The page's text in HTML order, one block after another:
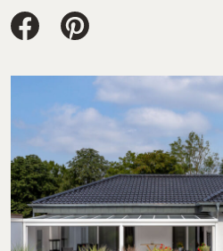
Jacobi Dachziegel auf
Jacobi Dachziegel